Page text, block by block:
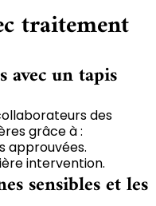
traitement
avec un tapis
des
grâce à :
approuvées.
intervention.
sensibles et les